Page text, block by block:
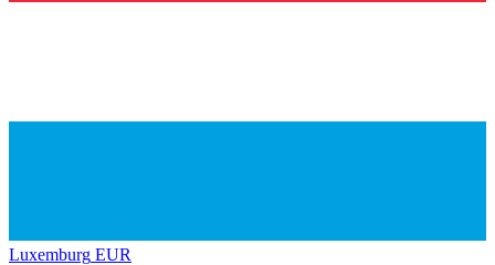
Luxemburg EUR